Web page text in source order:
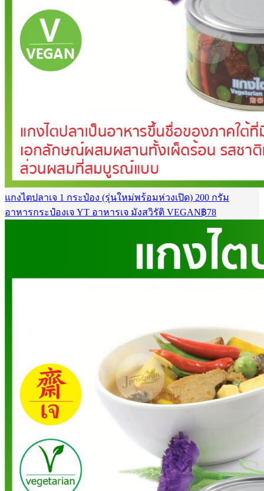
แกงไตปลาเจ 1 กระป๋อง (รุ่นใหม่พร้อมห่วงเปิด) 200 กรัม
อาหารกระป๋องเจ YT อาหารเจ มังสวิรัติ VEGAN฿78